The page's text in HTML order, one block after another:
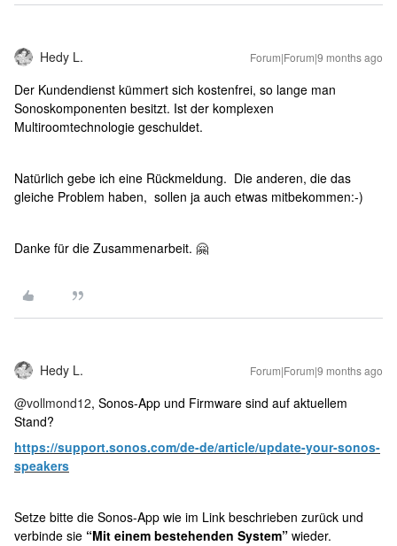
Hedy L. Forum|Forum|9 months ago
Der Kundendienst kümmert sich kostenfrei, so lange man
Sonoskomponenten besitzt. Ist der komplexen
Multiroomtechnologie geschuldet.
Natürlich gebe ich eine Rückmeldung. Die anderen, die das
gleiche Problem haben, sollen ja auch etwas mitbekommen:-)
Danke für die Zusammenarbeit. 🤗
Hedy L. Forum|Forum|9 months ago
@vollmond12, Sonos-App und Firmware sind auf aktuellem
Stand?
https://support.sonos.com/de-de/article/update-your-sonos-
speakers
Setze bitte die Sonos-App wie im Link beschrieben zurück und
verbinde sie “Mit einem bestehenden System” wieder.